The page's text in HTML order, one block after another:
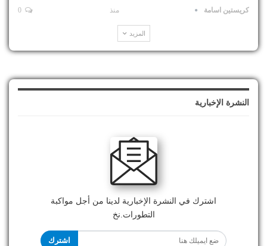
كريستين اسامة منذ
المزيد
النشرة الإخبارية
اشترك في النشرة الإخبارية لدينا من أجل مواكبة
التطورات.نخ
اشترك